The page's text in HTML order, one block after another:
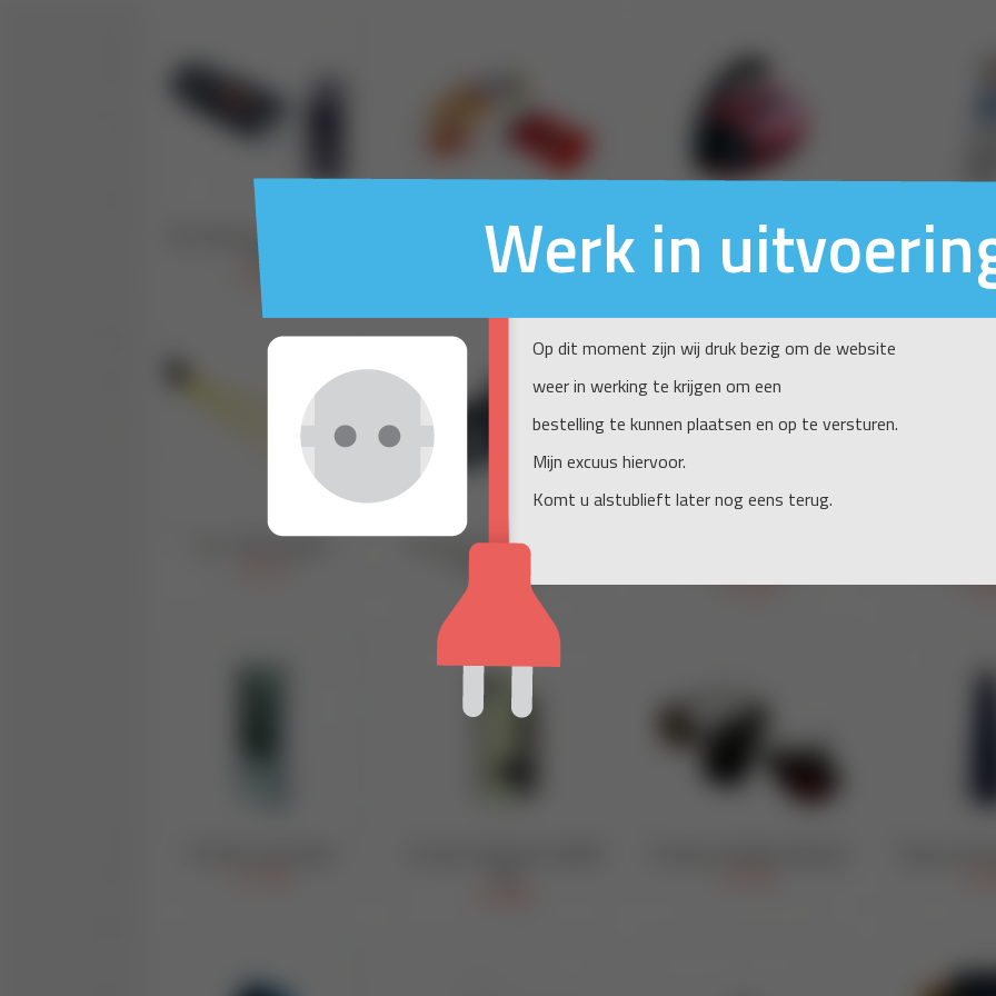
Werk in
Op dit moment zijn wij druk bezig om de website
weer in werking te krijgen om een
bestelling te kunnen plaatsen en op te versturen.
Mijn excuus hiervoor.
Komt u alstublieft later nog eens terug.